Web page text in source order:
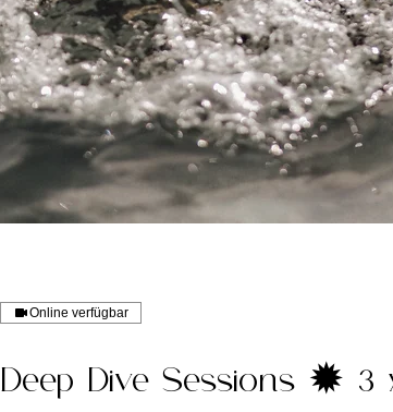
Online verfügbar
Deep Dive Sessions ✹ 3